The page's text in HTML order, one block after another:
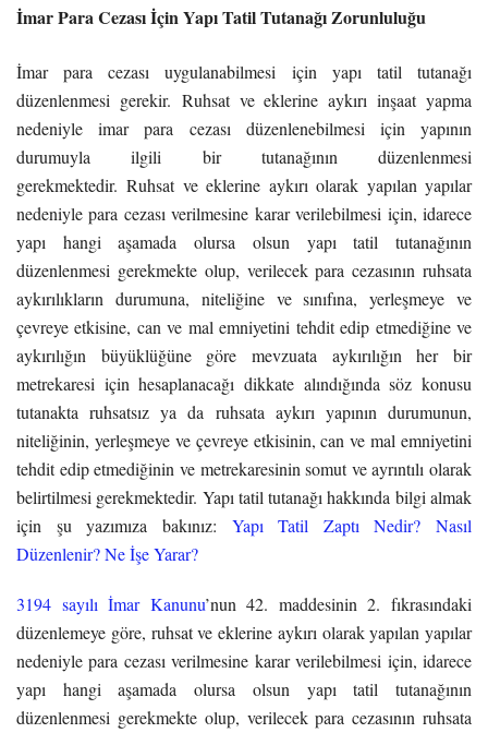
İmar Para Cezası İçin Yapı Tatil Tutanağı Zorunluluğu
İmar para cezası uygulanabilmesi için yapı tatil tutanağı
düzenlenmesi gerekir. Ruhsat ve eklerine aykırı inşaat yapma
nedeniyle imar para cezası düzenlenebilmesi için yapının
durumuyla ilgili bir tutanağının düzenlenmesi
gerekmektedir. Ruhsat ve eklerine aykırı olarak yapılan yapılar
nedeniyle para cezası verilmesine karar verilebilmesi için, idarece
yapı hangi aşamada olursa olsun yapı tatil tutanağının
düzenlenmesi gerekmekte olup, verilecek para cezasının ruhsata
aykırılıkların durumuna, niteliğine ve sınıfına, yerleşmeye ve
çevreye etkisine, can ve mal emniyetini tehdit edip etmediğine ve
aykırılığın büyüklüğüne göre mevzuata aykırılığın her bir
metrekaresi için hesaplanacağı dikkate alındığında söz konusu
tutanakta ruhsatsız ya da ruhsata aykırı yapının durumunun,
niteliğinin, yerleşmeye ve çevreye etkisinin, can ve mal emniyetini
tehdit edip etmediğinin ve metrekaresinin somut ve ayrıntılı olarak
belirtilmesi gerekmektedir. Yapı tatil tutanağı hakkında bilgi almak
için şu yazımıza bakınız: Yapı Tatil Zaptı Nedir? Nasıl
Düzenlenir? Ne İşe Yarar?
3194 sayılı İmar Kanunu’nun 42. maddesinin 2. fıkrasındaki
düzenlemeye göre, ruhsat ve eklerine aykırı olarak yapılan yapılar
nedeniyle para cezası verilmesine karar verilebilmesi için, idarece
yapı hangi aşamada olursa olsun yapı tatil tutanağının
düzenlenmesi gerekmekte olup, verilecek para cezasının ruhsata